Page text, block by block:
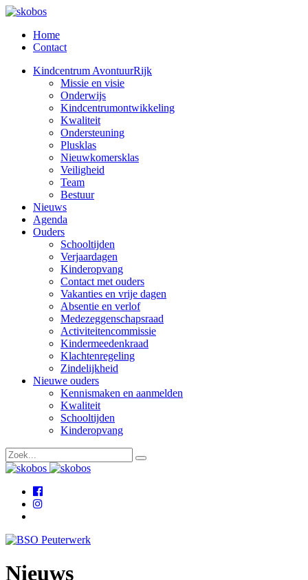
Home
Contact
Kindcentrum AvontuurRijk
Missie en visie
Onderwijs
Kindcentrumontwikkeling
Kwaliteit
Ondersteuning
Plusklas
Nieuwkomersklas
Veiligheid
Team
Bestuur
Nieuws
Agenda
Ouders
Schooltijden
Verjaardagen
Kinderopvang
Contact met ouders
Vakanties en vrije dagen
Absentie en verlof
Medezeggenschapsraad
Activiteitencommissie
Kindermeedenkraad
Klachtenregeling
Zindelijkheid
Nieuwe ouders
Kennismaken en aanmelden
Kwaliteit
Schooltijden
Kinderopvang
Nieuws